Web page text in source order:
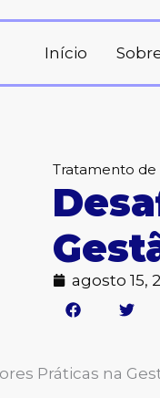
Início
Tratamento de
agosto 15,